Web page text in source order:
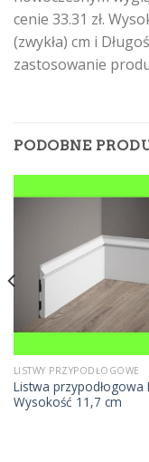
cenie 33.31 zł.
(zwykła) cm i
zastosowanie
PODOBNE
LISTWY PRZYPODŁOGOWE
Listwa przypodłogowa
Wysokość 11,7 cm